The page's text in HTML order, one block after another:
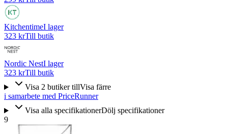
KitchentimeI lager
323 krTill butik
Nordic NestI lager
323 krTill butik
Visa 2 butiker tillVisa färre
i samarbete med PriceRunner
Visa alla specifikationerDölj specifikationer
9